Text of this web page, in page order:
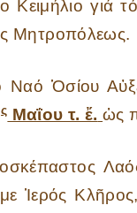
Κειμήλιο
Μητροπόλεως.
Ναό Ὁσίου
Μαΐου τ. ἔ. ὡς
Ἱερός